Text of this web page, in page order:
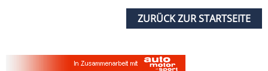
ZURÜCK ZUR STARTSEITE